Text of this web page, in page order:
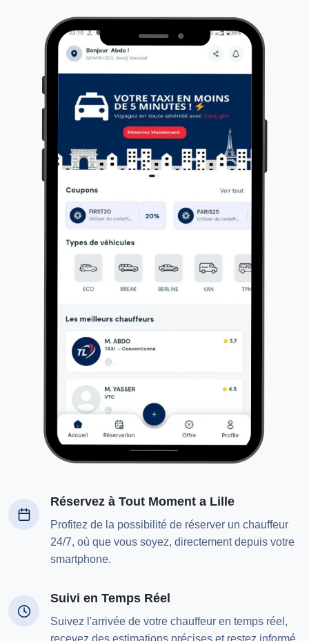
Réservez à Tout Moment a Lille
Profitez de la possibilité de réserver un chauffeur
24/7, où que vous soyez, directement depuis votre
smartphone.
Suivi en Temps Réel
Suivez l'arrivée de votre chauffeur en temps réel,